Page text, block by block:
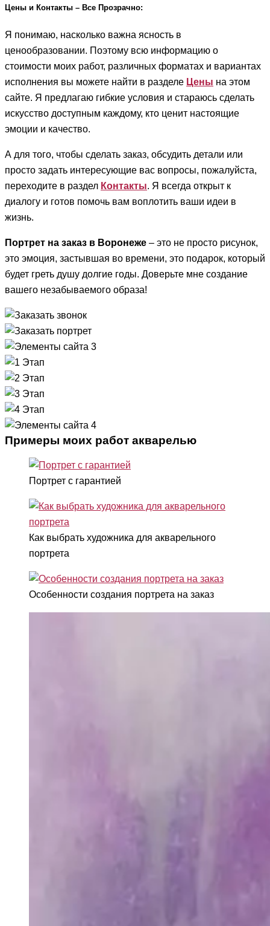
Цены и Контакты – Все Прозрачно:
Я понимаю, насколько важна ясность в
ценообразовании. Поэтому всю информацию о
стоимости моих работ, различных форматах и вариантах
исполнения вы можете найти в разделе Цены на этом
сайте. Я предлагаю гибкие условия и стараюсь сделать
искусство доступным каждому, кто ценит настоящие
эмоции и качество.
А для того, чтобы сделать заказ, обсудить детали или
просто задать интересующие вас вопросы, пожалуйста,
переходите в раздел Контакты. Я всегда открыт к
диалогу и готов помочь вам воплотить ваши идеи в
жизнь.
Портрет на заказ в Воронеже – это не просто рисунок,
это эмоция, застывшая во времени, это подарок, который
будет греть душу долгие годы. Доверьте мне создание
вашего незабываемого образа!
Примеры моих работ акварелью
Портрет с гарантией
Как выбрать художника для акварельного
портрета
Особенности создания портрета на заказ